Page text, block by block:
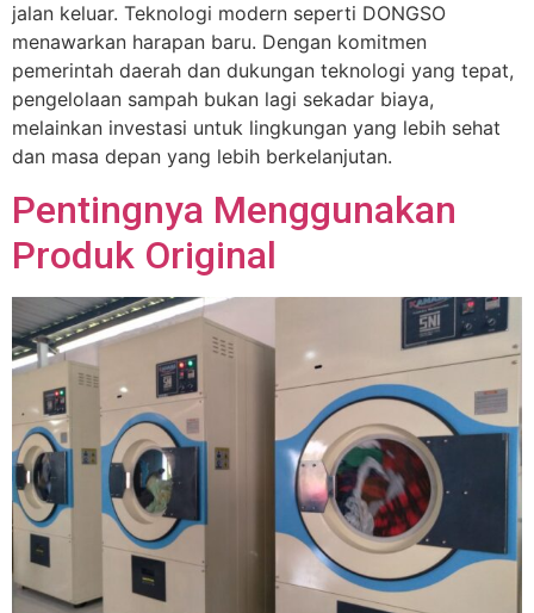
jalan keluar. Teknologi modern seperti DONGSO
menawarkan harapan baru. Dengan komitmen
pemerintah daerah dan dukungan teknologi yang tepat,
pengelolaan sampah bukan lagi sekadar biaya,
melainkan investasi untuk lingkungan yang lebih sehat
dan masa depan yang lebih berkelanjutan.
Pentingnya Menggunakan
Produk Original